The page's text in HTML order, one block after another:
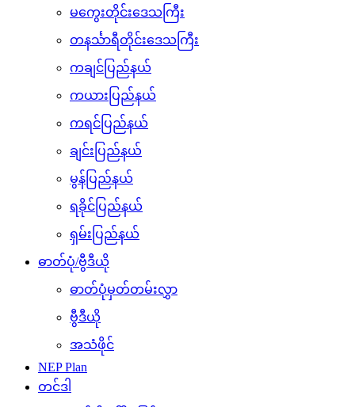
မကွေးတိုင်းဒေသကြီး
တနင်္သာရီတိုင်းဒေသကြီး
ကချင်ပြည်နယ်
ကယားပြည်နယ်
ကရင်ပြည်နယ်
ချင်းပြည်နယ်
မွန်ပြည်နယ်
ရခိုင်ပြည်နယ်
ရှမ်းပြည်နယ်
ဓာတ်ပုံ/ဗွီဒီယို
ဓာတ်ပုံမှတ်တမ်းလွှာ
ဗွီဒီယို
အသံဖိုင်
NEP Plan
တင်ဒါ